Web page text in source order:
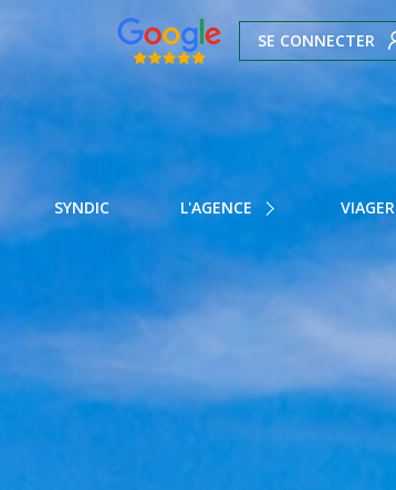
SE CONNECTER
SYNDIC L'AGENCE
NOTRE ÉQUIPE
NOS HONORAIRES
NOTRE BLOG
VIAGER